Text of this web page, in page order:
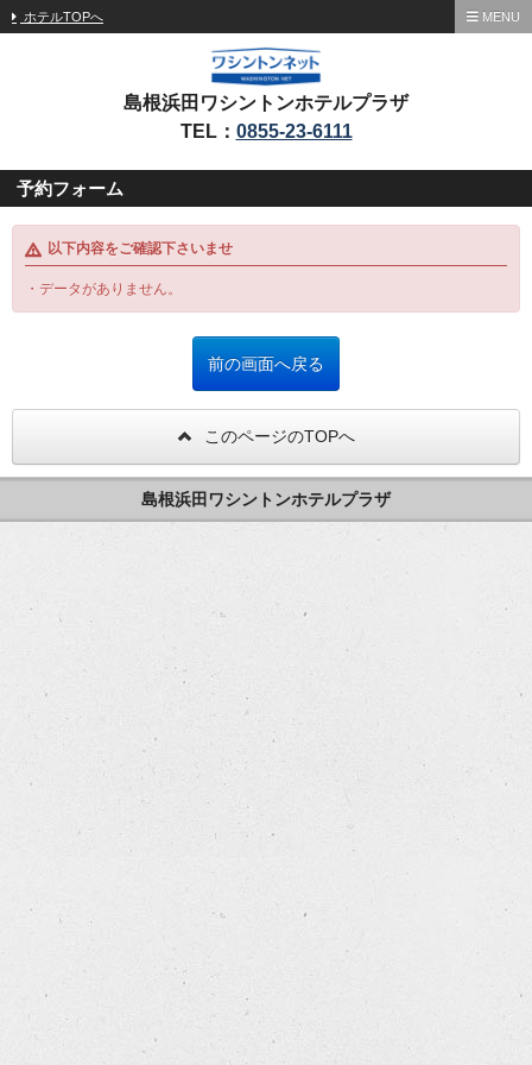
ホテルTOPへ MENU
島根浜田ワシントンホテルプラザ
TEL： 0855-23-6111
予約フォーム
以下内容をご確認下さいませ
・データがありません。
このページのTOPへ
島根浜田ワシントンホテルプラザ